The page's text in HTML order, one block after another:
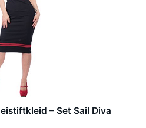
– Set Sail Diva